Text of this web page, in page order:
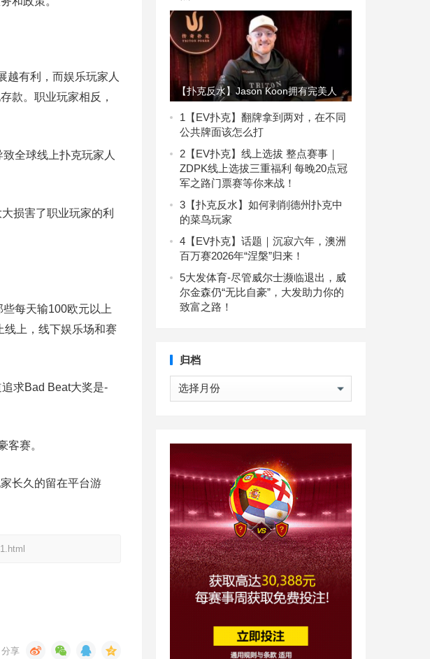
越有利，而娱乐玩家人
款。职业玩家相反，
全球线上扑克玩家人
损害了职业玩家的利
每天输100欧元以上
上，线下娱乐场和赛
求Bad Beat大奖是-
客赛。
长久的留在平台游
【扑克反水】Jason Koon拥有完美人
设的代价是超乎常人百倍努力与自律!
1 【EV扑克】翻牌拿到两对，在不同
公共牌面该怎么打
2 【EV扑克】线上选拔 整点赛事｜
ZDPK线上选拔三重福利 每晚20点冠
军之路门票赛等你来战！
3 【扑克反水】如何剥削德州扑克中
的菜鸟玩家
4 【EV扑克】话题｜沉寂六年，澳洲
百万赛2026年“涅槃”归来！
5大发体育-尽管威尔士濒临退出，威
尔金森仍“无比自豪”，大发助力你的
致富之路！
归档
归
档